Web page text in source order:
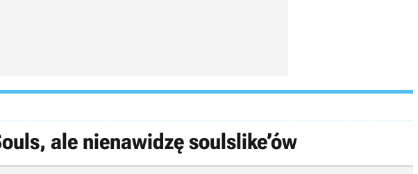
ale nienawidzę soulslike’ów